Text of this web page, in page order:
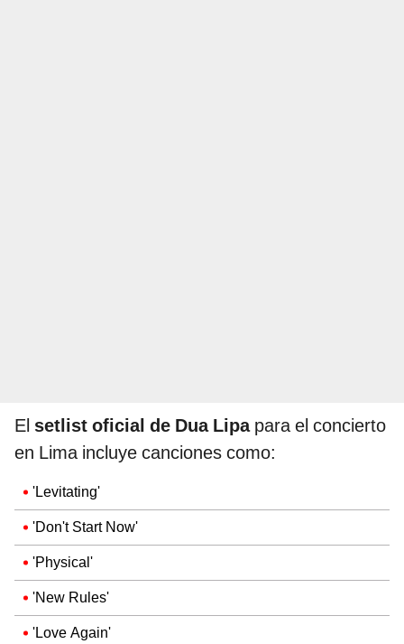
El setlist oficial de Dua Lipapara el concierto
en Lima incluye canciones como:
'Levitating'
'Don't Start Now'
'Physical'
'New Rules'
'Love Again'